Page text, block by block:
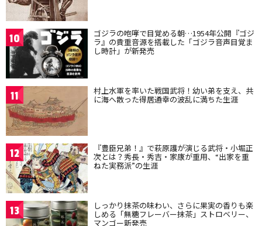
10 ゴジラの咆哮で目覚める朝…1954年公開『ゴジ
ラ』の貴重音源を搭載した「ゴジラ音声目覚ま
し時計」が新発売
11 村上水軍を率いた戦国武将！幼い弟を支え、共
に海へ散った得居通幸の波乱に満ちた生涯
12 『豊臣兄弟！』で萩原護が演じる武将・小堀正
次とは？秀長・秀吉・家康が重用、“出家を重
ねた実務派”の生涯
13 しっかり抹茶の味わい、さらに果実の香りも楽
しめる「無糖フレーバー抹茶」ストロベリー、
マンゴー新発売